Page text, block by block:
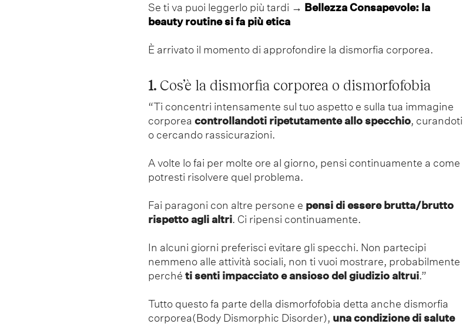
Se ti va puoi leggerlo più tardi → Bellezza Consapevole: la
beauty routine si fa più etica
È arrivato il momento di approfondire la dismorfia corporea.
1. Cos’è la dismorfia corporea o dismorfofobia
“Ti concentri intensamente sul tuo aspetto e sulla tua immagine
corporea controllandoti ripetutamente allo specchio, curandoti
o cercando rassicurazioni.
A volte lo fai per molte ore al giorno, pensi continuamente a come
potresti risolvere quel problema.
Fai paragoni con altre persone e pensi di essere brutta/brutto
rispetto agli altri. Ci ripensi continuamente.
In alcuni giorni preferisci evitare gli specchi. Non partecipi
nemmeno alle attività sociali, non ti vuoi mostrare, probabilmente
perché ti senti impacciato e ansioso del giudizio altrui.”
Tutto questo fa parte della dismorfofobia detta anche dismorfia
corporea(Body Dismorphic Disorder), una condizione di salute